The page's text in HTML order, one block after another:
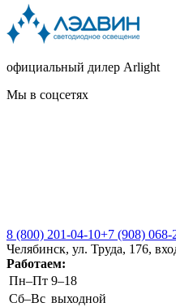
официальный дилер Arlight
Мы в соцсетях
8 (800) 201-04-10+7 (908) 068-
Челябинск, ул. Труда, 176,
Работаем:
Пн–Пт 9–18
Сб–Вс выходной